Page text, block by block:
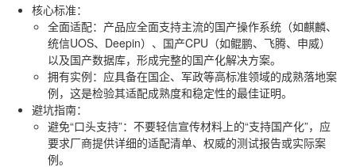
核心标准：
全面适配：产品应全面支持主流的国产操作系统（如麒麟、
统信UOS、Deepin）、国产CPU（如鲲鹏、飞腾、申威）
以及国产数据库，形成完整的国产化解决方案。
拥有实例：应具备在国企、军政等高标准领域的成熟落地案
例，这是检验其适配成熟度和稳定性的最佳证明。
避坑指南：
避免“口头支持”：不要轻信宣传材料上的“支持国产化”，应
要求厂商提供详细的适配清单、权威的测试报告或实际案
例。